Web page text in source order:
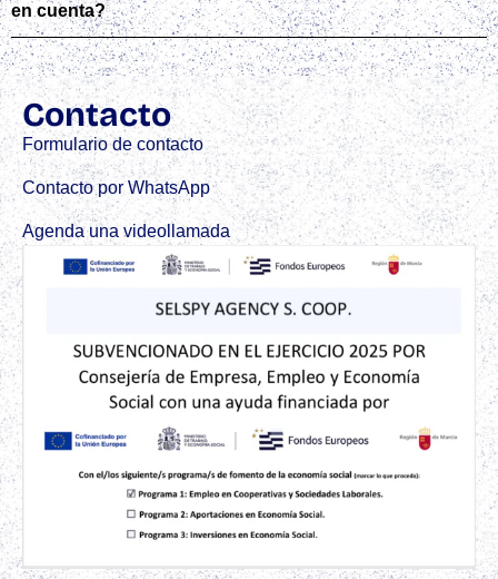
en cuenta?
Contacto
Formulario de contacto
Contacto por WhatsApp
Agenda una videollamada